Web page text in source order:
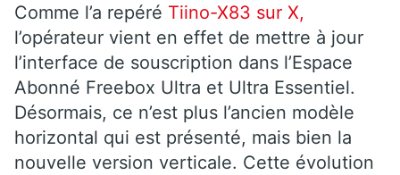
Comme l’a repéré Tiino-X83 sur X,
l’opérateur vient en effet de mettre à jour
l’interface de souscription dans l’Espace
Abonné Freebox Ultra et Ultra Essentiel.
Désormais, ce n’est plus l’ancien modèle
horizontal qui est présenté, mais bien la
nouvelle version verticale. Cette évolution